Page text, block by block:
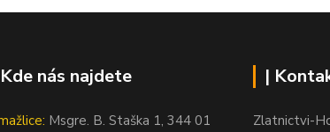
nás najdete
Msgre. B. Staška 1, 344 01
|
Zlatnictvi-